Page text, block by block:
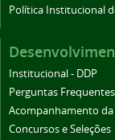
Política Institucional
Institucional - DDP
Perguntas Frequentes
Acompanhamento da
Concursos e Seleções